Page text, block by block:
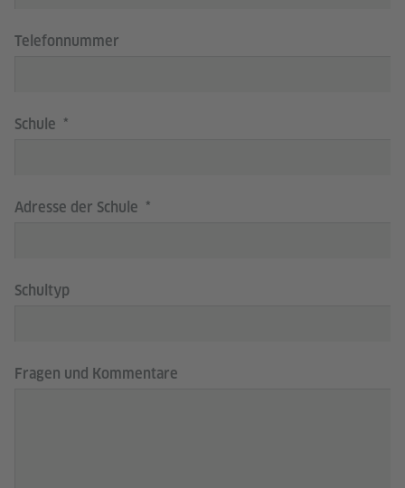
Telefonnummer
Schule
Adresse der Schule
Schultyp
Fragen und Kommentare